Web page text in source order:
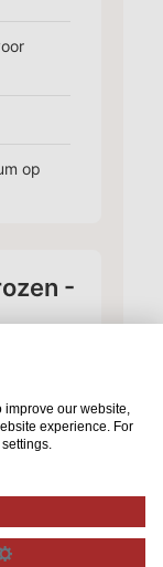
op
-
ook als
maar
improve our website,
experience. For